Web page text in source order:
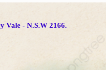
Vale - N.S.W 2166.